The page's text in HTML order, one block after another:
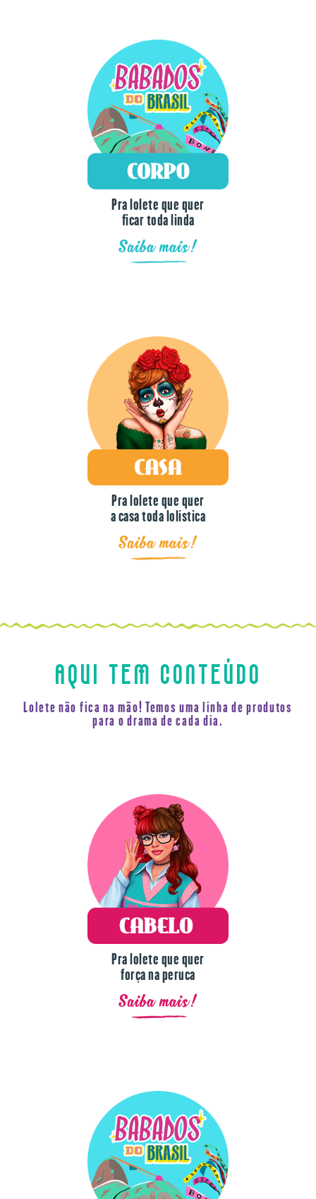
Pra lolete que quer
ficar toda linda
Saiba mais!
Pra lolete que quer
a casa toda lolística
Saiba mais!
AQUI TEM CONTEÚDO
Lolete não fica na mão! Temos uma linha de produtos
para o drama de cada dia.
Pra lolete que quer
força na peruca
Saiba mais!